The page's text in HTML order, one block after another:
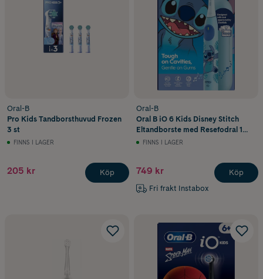
Oral-B
Pro Kids Tandborsthuvud Frozen
3 st
FINNS I LAGER
205 kr Köp
Oral-B
Oral B iO 6 Kids Disney Stitch
Eltandborste med Resefodral 1
tandborsthuvud
FINNS I LAGER
749 kr
Fri frakt Instabox
Köp